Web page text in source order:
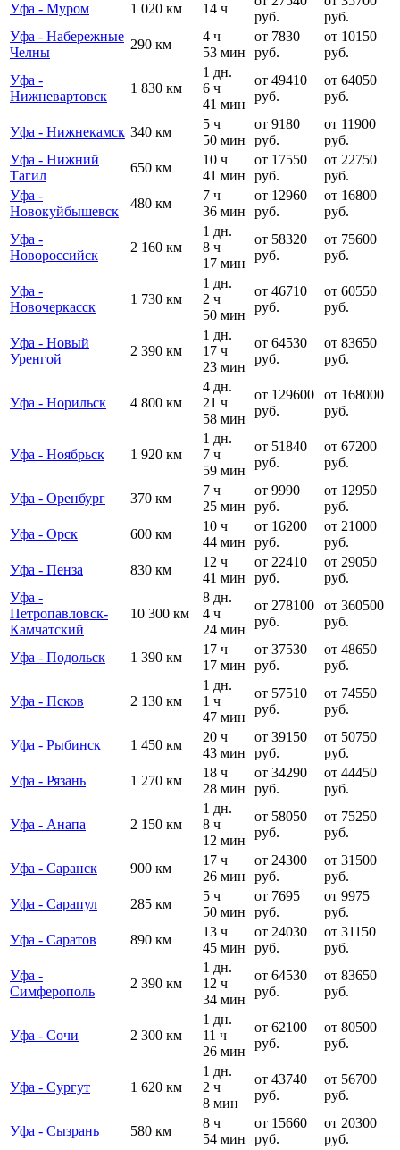
Уфа - Муром 1 020 км 14 ч
руб.
руб.
Уфа - Набережные
Челны
290 км
4 ч
53 мин
от 7830
руб.
от 10150
руб.
Уфа -
Нижневартовск
1 830 км
1 дн.
6 ч
41 мин
от 49410
руб.
от 64050
руб.
Уфа - Нижнекамск 340 км
5 ч
50 мин
от 9180
руб.
от 11900
руб.
Уфа - Нижний
Тагил
650 км
10 ч
41 мин
от 17550
руб.
от 22750
руб.
Уфа -
Новокуйбышевск
480 км
7 ч
36 мин
от 12960
руб.
от 16800
руб.
Уфа -
Новороссийск
2 160 км
1 дн.
8 ч
17 мин
от 58320
руб.
от 75600
руб.
Уфа -
Новочеркасск
1 730 км
1 дн.
2 ч
50 мин
от 46710
руб.
от 60550
руб.
Уфа - Новый
Уренгой
2 390 км
1 дн.
17 ч
23 мин
от 64530
руб.
от 83650
руб.
Уфа - Норильск 4 800 км
4 дн.
21 ч
58 мин
от 129600
руб.
от 168000
руб.
Уфа - Ноябрьск 1 920 км
1 дн.
7 ч
59 мин
от 51840
руб.
от 67200
руб.
Уфа - Оренбург 370 км
7 ч
25 мин
от 9990
руб.
от 12950
руб.
Уфа - Орск
600 км
10 ч
44 мин
от 16200
руб.
от 21000
руб.
Уфа - Пенза
830 км
12 ч
41 мин
от 22410
руб.
от 29050
руб.
Уфа -
Петропавловск-
Камчатский
10 300 км
8 дн.
4 ч
24 мин
от 278100
руб.
от 360500
руб.
Уфа - Подольск 1 390 км
17 ч
17 мин
от 37530
руб.
от 48650
руб.
Уфа - Псков 2 130 км
1 дн.
1 ч
47 мин
от 57510
руб.
от 74550
руб.
Уфа - Рыбинск 1 450 км
20 ч
43 мин
от 39150
руб.
от 50750
руб.
Уфа - Рязань
1 270 км
18 ч
28 мин
от 34290
руб.
от 44450
руб.
Уфа - Анапа 2 150 км
1 дн.
8 ч
12 мин
от 58050
руб.
от 75250
руб.
Уфа - Саранск 900 км
17 ч
26 мин
от 24300
руб.
от 31500
руб.
Уфа - Сарапул
285 км
5 ч
50 мин
от 7695
руб.
от 9975
руб.
Уфа - Саратов
890 км
13 ч
45 мин
от 24030
руб.
от 31150
руб.
Уфа -
Симферополь
2 390 км
1 дн.
12 ч
34 мин
от 64530
руб.
от 83650
руб.
Уфа - Сочи 2 300 км
1 дн.
11 ч
26 мин
от 62100
руб.
от 80500
руб.
Уфа - Сургут 1 620 км
1 дн.
2 ч
8 мин
от 43740
руб.
от 56700
руб.
Уфа - Сызрань 580 км
8 ч
54 мин
от 15660
руб.
от 20300
руб.